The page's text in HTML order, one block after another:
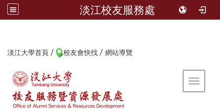
淡江校友服務處
淡江大學首頁 / 校友會快找 / 網站導覽
Toggle